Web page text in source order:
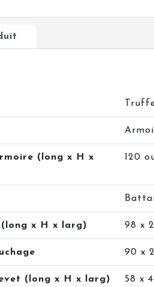
(long x H x
120
(long x H x larg) 98 x
90 x
(long x H x larg) 58 x